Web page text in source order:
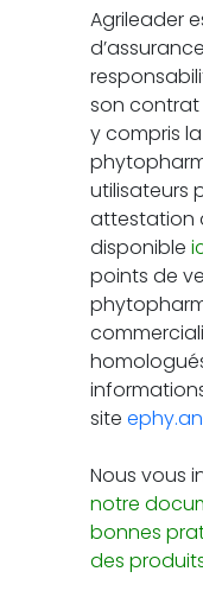
Agrileader
son contrat
y compris
utilisateurs
attestation
disponible
points de
site
Nous vous
notre
bonnes
des